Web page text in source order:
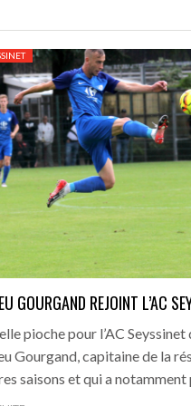
- 24/07/2026
- 21/07/2026
a tenu toutes ses promesses
PSG – ASTON VILLA :
AVANT LE 12 AOÛT
QUI SONT
DU 1ER
LAURA FOOT
GOURGAND REJOINT L’AC
pioche pour l’AC Seyssinet
Gourgand, capitaine de la
saisons et qui a